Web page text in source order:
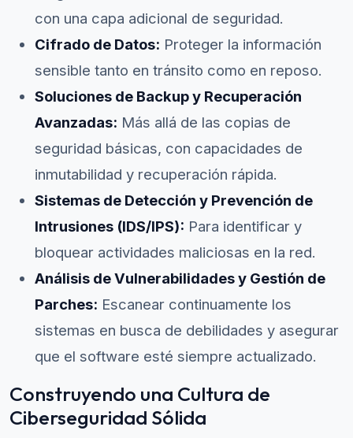
con una capa adicional de seguridad.
Cifrado de Datos: Proteger la información
sensible tanto en tránsito como en reposo.
Soluciones de Backup y Recuperación
Avanzadas: Más allá de las copias de
seguridad básicas, con capacidades de
inmutabilidad y recuperación rápida.
Sistemas de Detección y Prevención de
Intrusiones (IDS/IPS): Para identificar y
bloquear actividades maliciosas en la red.
Análisis de Vulnerabilidades y Gestión de
Parches: Escanear continuamente los
sistemas en busca de debilidades y asegurar
que el software esté siempre actualizado.
Construyendo una Cultura de
Ciberseguridad Sólida